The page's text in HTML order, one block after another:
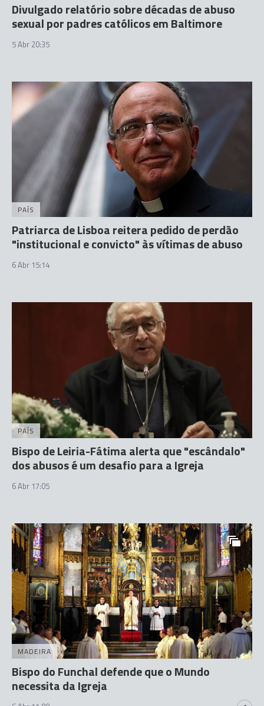
Divulgado relatório sobre décadas de abuso
sexual por padres católicos em Baltimore
5 Abr 20:35
PAÍS
Patriarca de Lisboa reitera pedido de perdão
"institucional e convicto" às vítimas de abuso
6 Abr 15:14
PAÍS
Bispo de Leiria-Fátima alerta que "escândalo"
dos abusos é um desafio para a Igreja
6 Abr 17:05
MADEIRA
Bispo do Funchal defende que o Mundo
necessita da Igreja